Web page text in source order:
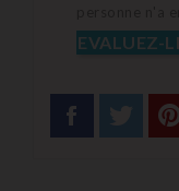
EVALUEZ-